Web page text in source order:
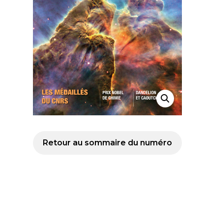
Retour au sommaire du numéro